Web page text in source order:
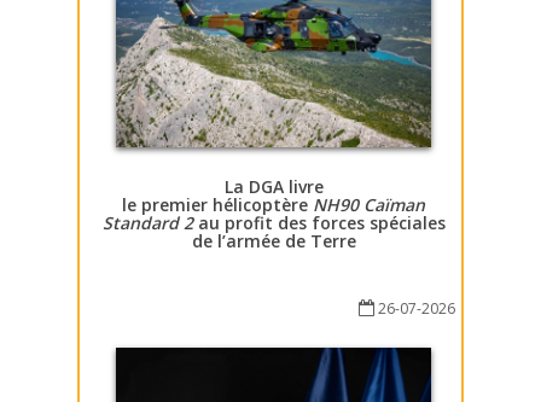
La DGA livre
le premier hélicoptère NH90 Caïman
Standard 2au profit des forces spéciales
de l’armée de Terre
26-07-2026